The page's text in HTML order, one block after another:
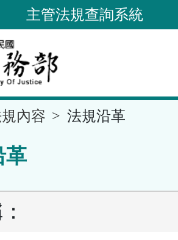
主管法規查詢系統
內容 法規沿革
革